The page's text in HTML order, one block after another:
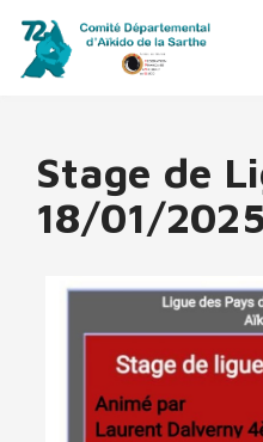
Stage de
18/01/